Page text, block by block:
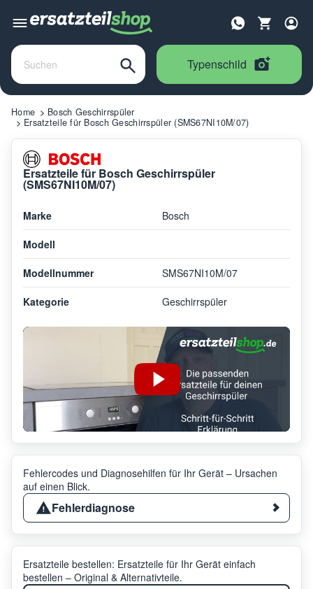
Typenschild
Home
Bosch Geschirrspüler
Ersatzteile für Bosch Geschirrspüler (SMS67NI10M/07)
Ersatzteile für Bosch Geschirrspüler
(SMS67NI10M/07)
Marke Bosch
Modell
Modellnummer SMS67NI10M/07
Kategorie Geschirrspüler
Fehlercodes und Diagnosehilfen für Ihr Gerät – Ursachen
auf einen Blick.
Fehlerdiagnose
Ersatzteile bestellen: Ersatzteile für Ihr Gerät einfach
bestellen – Original & Alternativteile.